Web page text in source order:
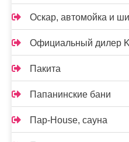
Оскар, автомойка и
Официальный дилер
Пакита
Папанинские бани
Пар-House, сауна